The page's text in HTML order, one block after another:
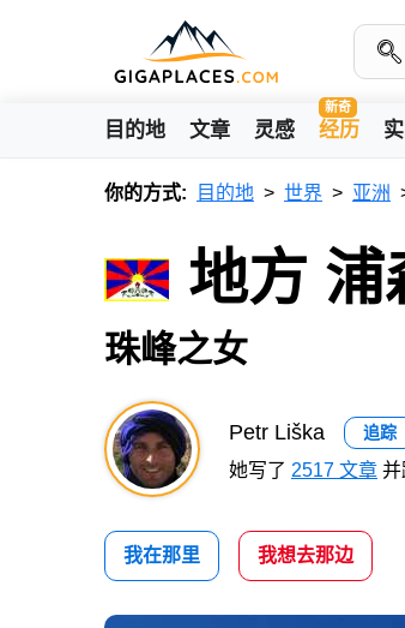
目的地 文章 灵感
新奇
经历
你的方式: 目的地 世界 亚洲
地方 浦
珠峰之女
Petr Liška 追踪
她写了 2517 文章 并
我在那里 我想去那边